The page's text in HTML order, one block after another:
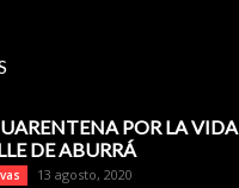
POR LA VIDA
DE ABURRÁ
13 agosto, 2020